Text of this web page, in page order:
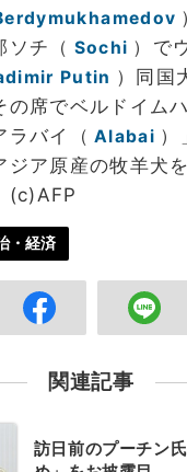
ソチ（ Sochi ）で
Putin ）同国
の席でベルドイム
ラバイ（ Alabai ）
ジア原産の牧羊犬
(c)AFP
・経済
関連記事
訪日前のプーチン